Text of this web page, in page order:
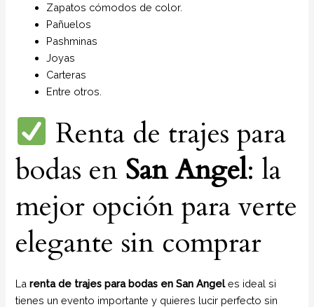
Zapatos cómodos de color.
Pañuelos
Pashminas
Joyas
Carteras
Entre otros.
Renta de trajes para
bodas en San Angel: la
mejor opción para verte
elegante sin comprar
Larenta de trajes para bodas en San Angeles ideal si
tienes un evento importante y quieres lucir perfecto sin